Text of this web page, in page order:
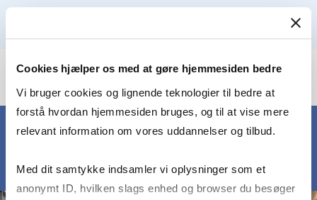
Cookies hjælper os med at gøre hjemmesiden bedre
Vi bruger cookies og lignende teknologier til bedre at
forstå hvordan hjemmesiden bruges, og til at vise mere
relevant information om vores uddannelser og tilbud.
Med dit samtykke indsamler vi oplysninger som et
anonymt ID, hvilken slags enhed og browser du besøger